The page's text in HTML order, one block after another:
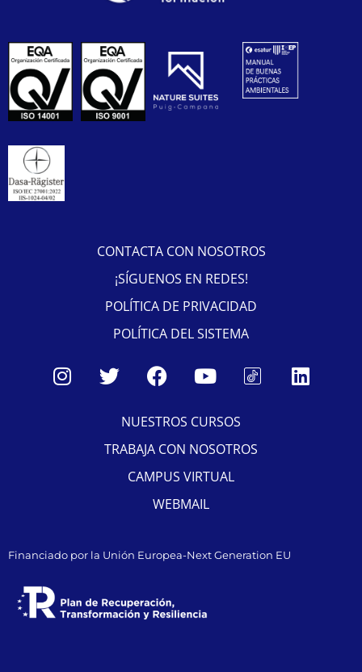
CONTACTA CON NOSOTROS
¡SÍGUENOS EN REDES!
POLÍTICA DE PRIVACIDAD
POLÍTICA DEL SISTEMA
NUESTROS CURSOS
TRABAJA CON NOSOTROS
CAMPUS VIRTUAL
WEBMAIL
Financiado por la Unión Europea-Next Generation EU